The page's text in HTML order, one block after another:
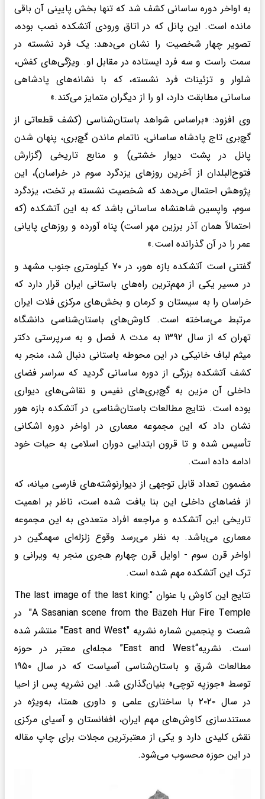
به اواخر دوره ساسانی کشف شد که تنها بخش پایینی آن باقی
مانده است. این پانل که در اتاق ورودی آتشکده نصب بوده،
تصویر چهار شخصیت را نشان می‌دهد: یک فرد نشسته در
سمت راست و سه فرد ایستاده در مقابل او. ویژگی‌های کفش،
شلوار و تزئینات فرد نشسته، که با نشانه‌های پادشاهی
ساسانی مطابقت دارد، او را از دیگران متمایز می‌کند.»
وی افزود: «براساس شواهد باستان‌شناسی (کشف قطعاتی از
گچ‌بری تاج پادشاه ساسانی، ناتمام ماندن گچ‌بری، پنهان شدن
پانل در پشت دیوار خشتی) و منابع تاریخی (گزارش
فتوح‌البلدان از آخرین روزهای یزدگرد سوم در خراسان)، این
پژوهش احتمال می‌دهد که شخصیت نشسته بر تخت، یزدگرد
سوم، واپسین شاهنشاه ساسانی باشد که به این آتشکده (که
احتمالاً همان آذر برزین مهر است) پناه آورده و روزهای پایانی
عمر را در آن گذرانده است.»
گفتنی است آتشکده بازه هور، در ۷۰ کیلومتری جنوب مشهد و
در مسیر یکی از مهم‌ترین راه‌های باستانی ایران قرار دارد که
خراسان را به سیستان و کرمان و بخش‌های مرکزی فلات ایران
مرتبط می‌ساخته است. کاوش‌های باستان‌شناسی دانشگاه
تهران که از سال ۱۳۹۲ به مدت ۸ فصل و به سرپرستی دکتر
میثم لباف خانیکی در این محوطه باستانی دنبال شد، منجر به
کشف آتشکده بزرگی از دوره ساسانی گردید که سراسر فضای
داخلی آن مزین به گچ‌بری‌های نفیس و نقاشی‌های دیواری
بوده است. نتایج مطالعات باستان‌شناسی در آتشکده بازه هور
نشان داد که این مجموعه معماری در اواخر دوره اشکانی
تأسیس شده و تا قرون ابتدایی دوران اسلامی به حیات خود
ادامه داده است.
مضمون تعداد قابل توجهی از دیوارنوشته‌های فارسی میانه، که
از فضاهای داخلی این بنا یافت شده است، ناظر بر اهمیت
تاریخی این آتشکده و مراجعه افراد متعددی به این مجموعه
معماری می‌باشد. به نظر می‌رسد وقوع زلزله‌ای سهمگین در
اواخر قرن سوم - اوایل قرن چهارم هجری منجر به ویرانی و
ترک این آتشکده مهم شده است.
نتایج این کاوش با عنوان "The last image of the last king:
A Sasanian scene from the Bāzeh Hūr Fire Temple" در
شصت و پنجمین شماره نشریه "East and West" منتشر شده
است. نشریه“East and West” مجله‌ای معتبر در حوزه
مطالعات شرق و باستان‌شناسی آسیاست که در سال ۱۹۵۰
توسط «جوزپه توچی» بنیان‌گذاری شد. این نشریه پس از احیا
در سال ۲۰۲۰ با ساختاری علمی و داوری همتا، به‌ویژه در
مستندسازی کاوش‌های مهم ایران، افغانستان و آسیای مرکزی
نقش کلیدی دارد و یکی از معتبرترین مجلات برای چاپ مقاله
در این حوزه محسوب می‌شود.